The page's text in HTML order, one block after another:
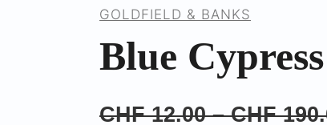
GOLDFIELD & BANKS
Blue Cypress
CHF12.00 –CHF